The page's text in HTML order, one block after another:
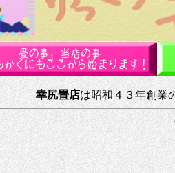
店は昭和４３年創業